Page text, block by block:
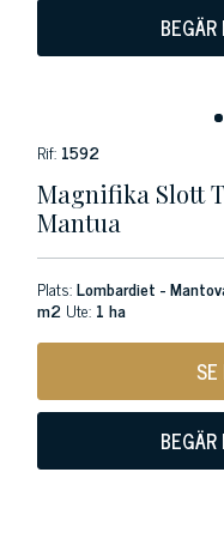
Rif: 1592
Magnifika Slott
Mantua
Plats:Lombardiet -
m2 Ute: 1 ha